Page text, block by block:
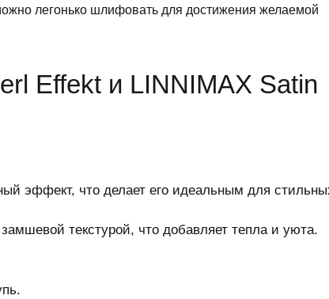
легонько шлифовать для достижения желаемой
Effekt и LINNIMAX Satin
эффект, что делает его идеальным для
текстурой, что добавляет тепла и уюта.